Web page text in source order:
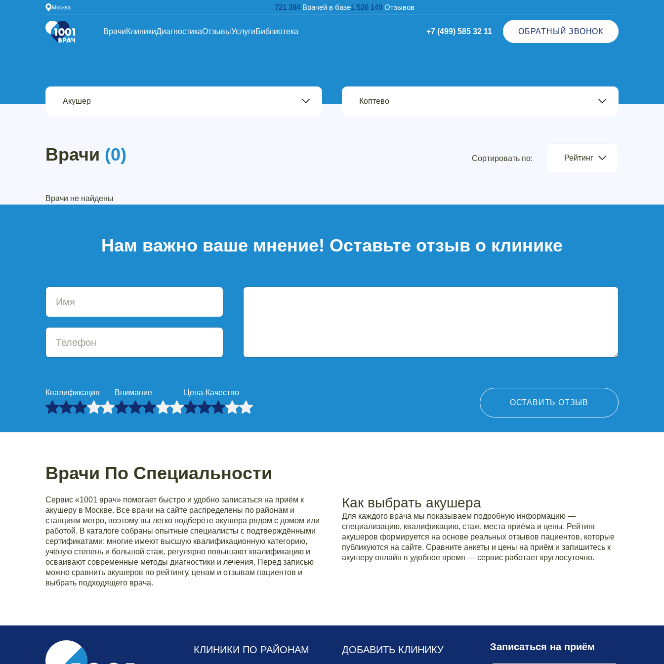
Москва 721 384 Врачей в базе1 526 149 Отзывов
ВрачиКлиникиДиагностикаОтзывыУслугиБиблиотека +7 (499) 585 32 11 ОБРАТНЫЙ ЗВОНОК
Врачи (0) Сортировать по: Рейтинг
Врачи не найдены
Нам важно ваше мнение! Оставьте отзыв о клинике
Квалификация Внимание
Цена-Качество
ОСТАВИТЬ ОТЗЫВ
Врачи По Специальности
Сервис «1001 врач» помогает быстро и удобно записаться на приём к
акушеру в Москве. Все врачи на сайте распределены по районам и
станциям метро, поэтому вы легко подберёте акушера рядом с домом или
работой. В каталоге собраны опытные специалисты с подтверждёнными
сертификатами: многие имеют высшую квалификационную категорию,
учёную степень и большой стаж, регулярно повышают квалификацию и
осваивают современные методы диагностики и лечения. Перед записью
можно сравнить акушеров по рейтингу, ценам и отзывам пациентов и
выбрать подходящего врача.
Как выбрать акушера
Для каждого врача мы показываем подробную информацию —
специализацию, квалификацию, стаж, места приёма и цены. Рейтинг
акушеров формируется на основе реальных отзывов пациентов, которые
публикуются на сайте. Сравните анкеты и цены на приём и запишитесь к
акушеру онлайн в удобное время — сервис работает круглосуточно.
КЛИНИКИ ПО РАЙОНАМ
ДОБАВИТЬ КЛИНИКУ
Записаться на приём